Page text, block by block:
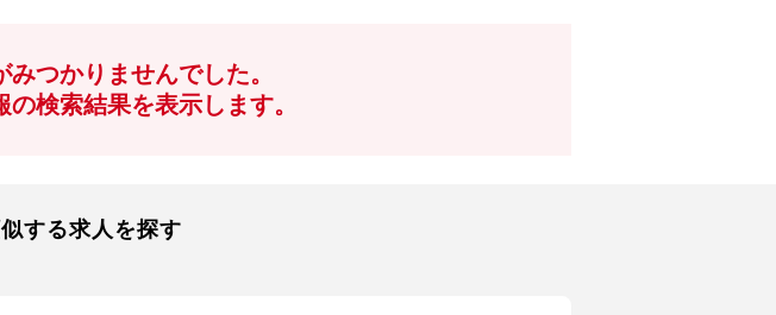
つかりませんでした。
検索結果を表示します。
する求人を探す